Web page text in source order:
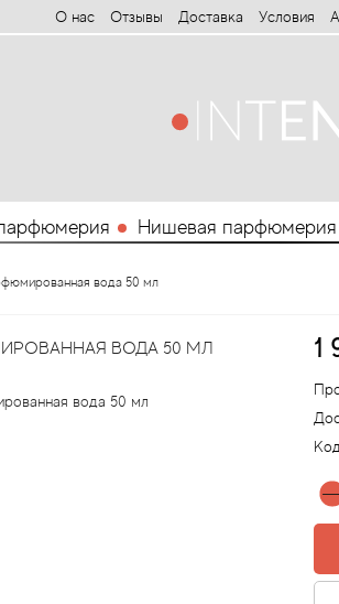
О нас Отзывы Доставка Условия
Нишевая парфюмерия
вода 50 мл
ВОДА 50 МЛ 1